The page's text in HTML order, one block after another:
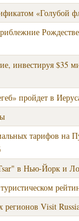
«Голубой
инвестируя $35
пройдет в
тарифов на
в Нью-Йорк и
регионов Visit